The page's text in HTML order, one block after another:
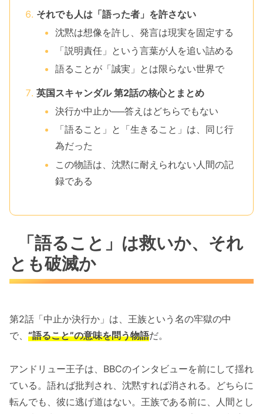
それでも人は「語った者」を許さない
沈黙は想像を許し、発言は現実を固定する
「説明責任」という言葉が人を追い詰める
語ることが「誠実」とは限らない世界で
英国スキャンダル 第2話の核心とまとめ
決行か中止か──答えはどちらでもない
「語ること」と「生きること」は、同じ行
為だった
この物語は、沈黙に耐えられない人間の記
録である
「語ること」は救いか、それ
とも破滅か
第2話「中止か決行か」は、王族という名の牢獄の中
で、 “語ること”の意味を問う物語だ。
アンドリュー王子は、BBCのインタビューを前にして揺れ
ている。語れば批判され、沈黙すれば消される。どちらに
転んでも、彼に逃げ道はない。王族である前に、人間とし